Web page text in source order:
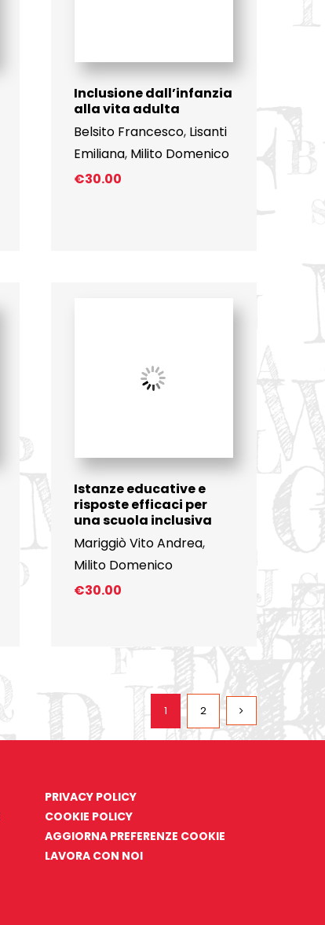
Inclusione dall’infanzia
alla vita adulta
Belsito Francesco, Lisanti
Emiliana, Milito Domenico
€30.00
Istanze educative e
risposte efficaci per
una scuola inclusiva
Mariggiò Vito Andrea,
Milito Domenico
€30.00
1 2
PRIVACY POLICY
COOKIE POLICY
AGGIORNA PREFERENZE COOKIE
LAVORA CON NOI